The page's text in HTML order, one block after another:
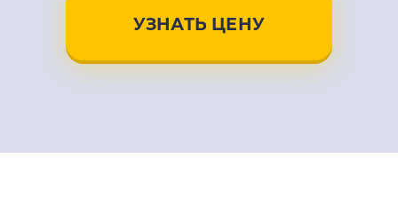
УЗНАТЬ ЦЕНУ